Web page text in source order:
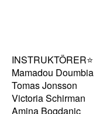
INSTRUKTÖRER⭐️
Mamadou Doumbia
Tomas Jonsson
Victoria Schirman
Amina Bogdanic
r
b
ä
tt